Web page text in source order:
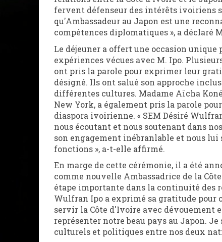
fervent défenseur des intérêts ivoiriens
qu'Ambassadeur au Japon est une
compétences diplomatiques », a déclaré
Le déjeuner a offert une occasion
expériences vécues avec M. Ipo.
ont pris la parole pour exprimer leur
désigné. Ils ont salué son approche
différentes cultures. Madame Aïcha
New York, a également pris la parole
diaspora ivoirienne. « SEM Désiré
nous écoutant et nous soutenant dans
son engagement inébranlable et nous lui
fonctions », a-t-elle affirmé.
En marge de cette cérémonie, il a été
comme nouvelle Ambassadrice de la
étape importante dans la continuité des
Wulfran Ipo a exprimé sa gratitude pour
servir la Côte d'Ivoire avec dévouement
représenter notre beau pays au Japon.
culturels et politiques entre nos deux